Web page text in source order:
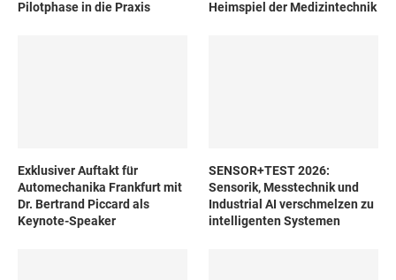
Pilotphase in die Praxis
Heimspiel der Medizintechnik
Exklusiver Auftakt für
Automechanika Frankfurt mit
Dr. Bertrand Piccard als
Keynote-Speaker
SENSOR+TEST 2026:
Sensorik, Messtechnik und
Industrial AI verschmelzen zu
intelligenten Systemen